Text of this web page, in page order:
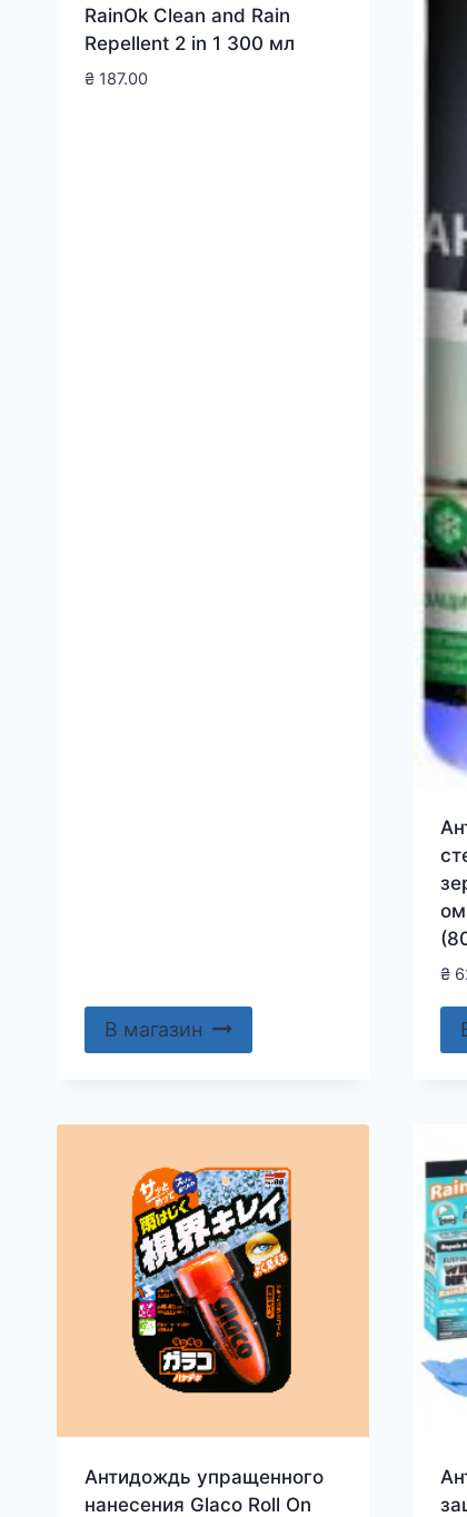
RainOk Clean and Rain
Repellent 2 in 1 300 мл
₴187.00
В магазин
₴
Антидождь упращенного
нанесения Glaco Roll On